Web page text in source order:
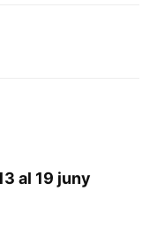
al 19 juny